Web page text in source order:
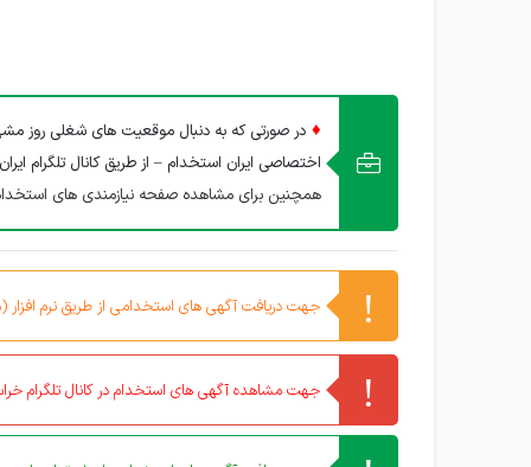
♦ در صورتی که به دنبال موقعیت های شغلی روز
اختصاصی ایران استخدام – از طریق کانال تلگرام
همچنین برای مشاهده صفحه نیازمندی های
جهت دریافت آگهی های استخدامی از طریق نرم افزار
جهت مشاهده آگهی های استخدام در کانال تلگرام